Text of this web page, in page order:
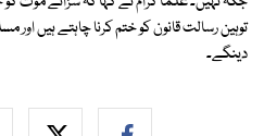
توہین رسالت قانون کو ختم کرنا چاہتے ہیں
دینگے۔